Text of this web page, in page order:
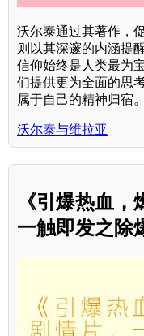
沃尔泰通过其著作，
则以其深邃的内涵提
信仰始终是人类最为
们提供更为全面的思
属于自己的精神归宿。
沃尔泰与维拉亚
《引爆热血
一触即发之除